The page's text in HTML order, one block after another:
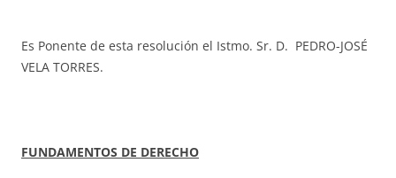
Es Ponente de esta resolución el Istmo. Sr. D. PEDRO-JOSÉ
VELA TORRES.
FUNDAMENTOS DE DERECHO